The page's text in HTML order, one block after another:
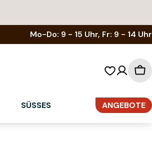
Mo-Do: 9 - 15 Uhr, Fr: 9 - 14 Uhr
SÜSSES ANGEBOTE